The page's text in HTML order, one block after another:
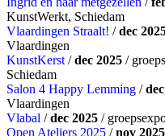
KunstWerkt, Schiedam
Vlaardingen Straalt! /dec
Vlaardingen
KunstKerst /dec 2025 /
Schiedam
Salon 4 Happy Lemming /
Vlaardingen
Vlabal /dec 2025 /
Open Ateliers 2025 /nov 2025